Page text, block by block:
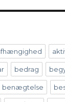
bedrag
benægtelse